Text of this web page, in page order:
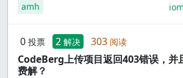
amh
0 投票 2 解决 303 阅读
CodeBerg上传项目返回403错误，并
费解？